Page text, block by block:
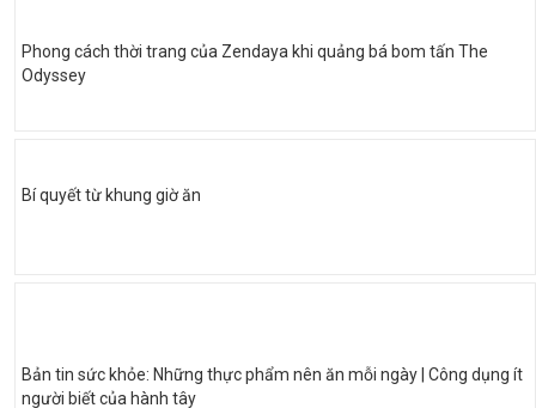
Phong cách thời trang của Zendaya khi quảng bá bom tấn The
Odyssey
Bí quyết từ khung giờ ăn
Bản tin sức khỏe: Những thực phẩm nên ăn mỗi ngày | Công dụng ít
người biết của hành tây